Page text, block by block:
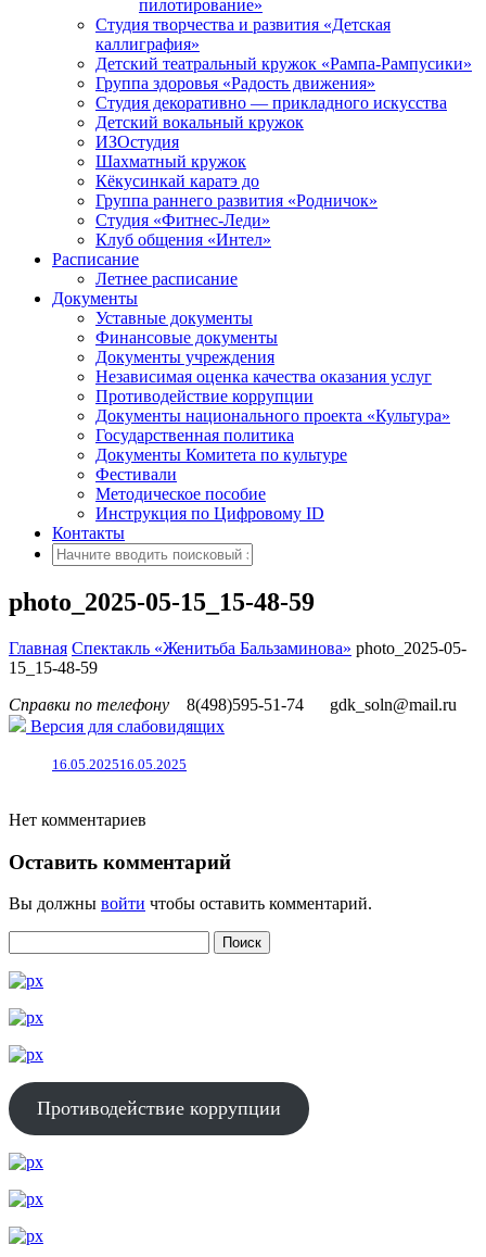
пилотирование»
Студия творчества и развития «Детская
каллиграфия»
Детский театральный кружок «Рампа-Рампусики»
Группа здоровья «Радость движения»
Студия декоративно — прикладного искусства
Детский вокальный кружок
ИЗОстудия
Шахматный кружок
Кёкусинкай каратэ до
Группа раннего развития «Родничок»
Cтудия «Фитнес-Леди»
Клуб общения «Интел»
Расписание
Летнее расписание
Документы
Уставные документы
Финансовые документы
Документы учреждения
Независимая оценка качества оказания услуг
Противодействие коррупции
Документы национального проекта «Культура»
Государственная политика
Документы Комитета по культуре
Фестивали
Методическое пособие
Инструкция по Цифровому ID
Контакты
photo_2025-05-15_15-48-59
Главная Спектакль «Женитьба Бальзаминова» photo_2025-05-
15_15-48-59
Справки по телефону
8(498)595-51-74
gdk_soln@mail.ru
Версия для слабовидящих
16.05.202516.05.2025
Нет комментариев
Оставить комментарий
Вы должны войти чтобы оставить комментарий.
Противодействие коррупции